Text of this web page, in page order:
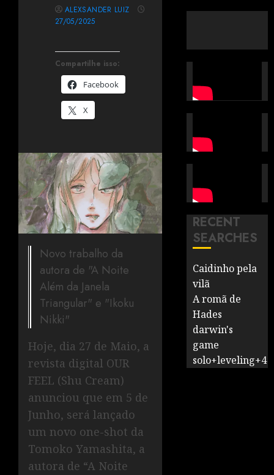
Compartilhe isso:
Facebook
X
ALEXSANDER LUIZ
27/05/2025
Novo trabalho da
autora de "A Noite
Além da Janela
Triangular" e "Ikoku
Nikki"
Hoje, dia 27 de Maio, a
revista digital OUR
FEEL (Shu Cream)
anunciou que em 5 de
Junho, será lançado
um novo one-shot da
Tomoko Yamashita, a
autora de “A Noite
RECENT
SEARCHES
Caidinho pela
vilã
A romã de
Hades
darwin's
game
solo+leveling+4